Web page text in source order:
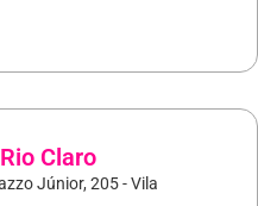
Claro
Júnior, 205 - Vila